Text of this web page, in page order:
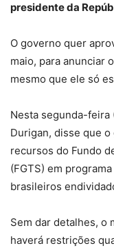
presidente da
O governo quer
maio, para anunciar
mesmo que ele só
Nesta segunda-feira
Durigan, disse que
recursos do Fundo
(FGTS) em
brasileiros
Sem dar detalhes, o
haverá restrições